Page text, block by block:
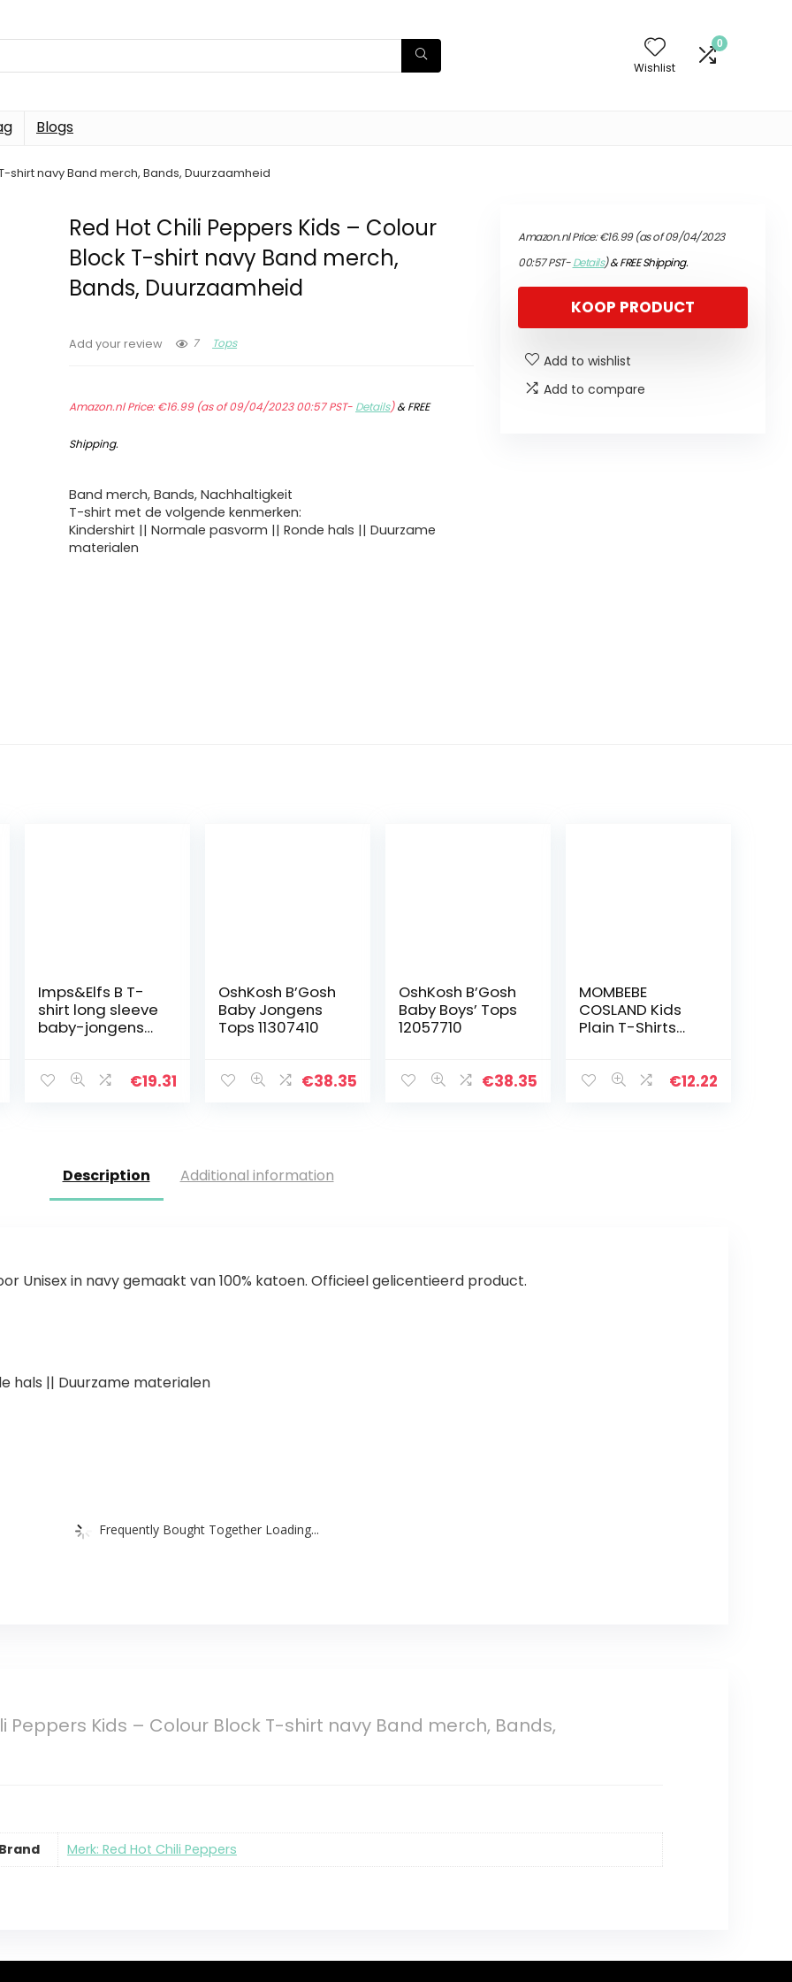
Wishlist
0
Blogs
shirt navy Band merch, Bands, Duurzaamheid
Red Hot Chili Peppers Kids – Colour
Block T-shirt navy Band merch,
Bands, Duurzaamheid
Add your review 7 Tops
Amazon.nl Price:€16.99(as of 09/04/2023 00:57 PST- Details)&FREE
Shipping.
Band merch, Bands, Nachhaltigkeit
T-shirt met de volgende kenmerken:
Kindershirt || Normale pasvorm || Ronde hals || Duurzame
materialen
Amazon.nl Price:€16.99(as of 09/04/2023
00:57 PST-Details)&FREE Shipping.
KOOP PRODUCT
Add to wishlist
Add to compare
Imps&Elfs B T-
shirt long sleeve
baby-jongens
€19.31
OshKosh B’Gosh
Baby Jongens
Tops 11307410
€38.35
OshKosh B’Gosh
Baby Boys’ Tops
12057710
€38.35
MOMBEBE
COSLAND Kids
Plain T-Shirts
Mouw
€12.22
Description Additional information
Unisex in navy gemaakt van 100% katoen. Officieel gelicentieerd product.
hals || Duurzame materialen
Frequently Bought Together Loading...
Peppers Kids – Colour Block T-shirt navy Band merch, Bands,
Brand Merk: Red Hot Chili Peppers